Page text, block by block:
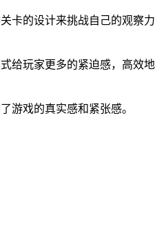
卡的设计来挑战自己的观察力
给玩家更多的紧迫感，高效地
游戏的真实感和紧张感。